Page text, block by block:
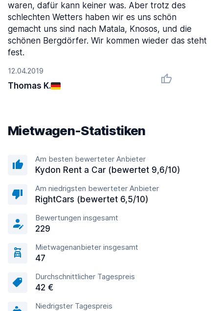
12.04.2019
Thomas K.
waren, dafür kann keiner was. Aber trotz des
schlechten Wetters haben wir es uns schön
gemacht uns sind nach Matala, Knosos, und die
schönen Bergdörfer. Wir kommen wieder das steht
fest.
Mietwagen-Statistiken
Am besten bewerteter Anbieter
Kydon Rent a Car (bewertet 9,6/10)
Am niedrigsten bewerteter Anbieter
RightCars (bewertet 6,5/10)
Bewertungen insgesamt
229
Mietwagenanbieter insgesamt
47
Durchschnittlicher Tagespreis
42 €
Niedrigster Tagespreis